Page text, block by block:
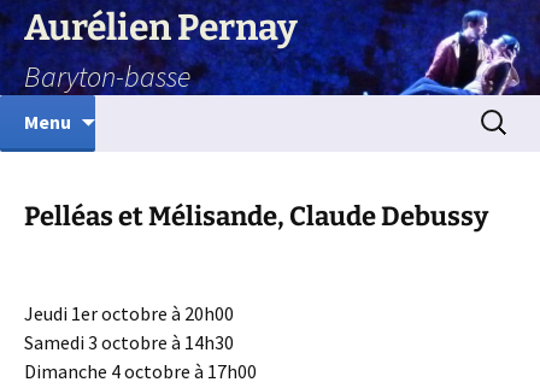
Aurélien Pernay
Baryton-basse
Menu
Pelléas et Mélisande, Claude Debussy
Jeudi 1er octobre à 20h00
Samedi 3 octobre à 14h30
Dimanche 4 octobre à 17h00